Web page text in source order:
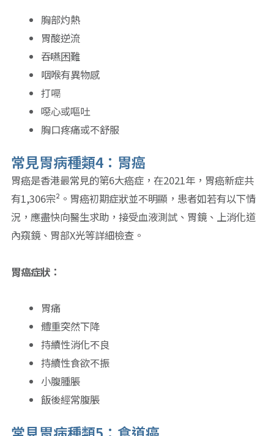
胸部灼熱
胃酸逆流
吞嚥困難
咽喉有異物感
打嗝
噁心或嘔吐
胸口疼痛或不舒服
常見胃病種類4：胃癌
胃癌是香港最常見的第6大癌症，在2021年，胃癌新症共
有1,306宗²。胃癌初期症狀並不明顯，患者如若有以下情
況，應盡快向醫生求助，接受血液測試、胃鏡、上消化道
內窺鏡、胃部X光等詳細檢查。
胃癌症狀：
胃痛
體重突然下降
持續性消化不良
持續性食欲不振
小腹腫脹
飯後經常腹脹